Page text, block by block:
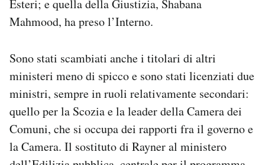
Esteri; e quella della Giustizia, Shabana
Mahmood, ha preso l’Interno.
Sono stati scambiati anche i titolari di altri
ministeri meno di spicco e sono stati licenziati due
ministri, sempre in ruoli relativamente secondari:
quello per la Scozia e la leader della Camera dei
Comuni, che si occupa dei rapporti fra il governo e
la Camera. Il sostituto di Rayner al ministero